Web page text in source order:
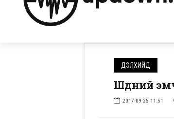
ДЭЛХИЙД
Шүдний
2017-09-25 11:51